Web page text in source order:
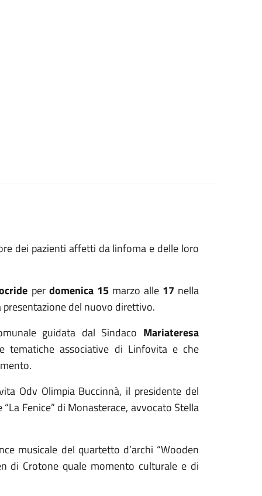
dei pazienti affetti da linfoma e delle loro
per domenica 15marzo alle 17 nella
del nuovo direttivo.
guidata dal Sindaco Mariateresa
associative di Linfovita e che
Odv Olimpia Buccinnà, il presidente del
Fenice” di Monasterace, avvocato Stella
musicale del quartetto d’archi “Wooden
di Crotone quale momento culturale e di